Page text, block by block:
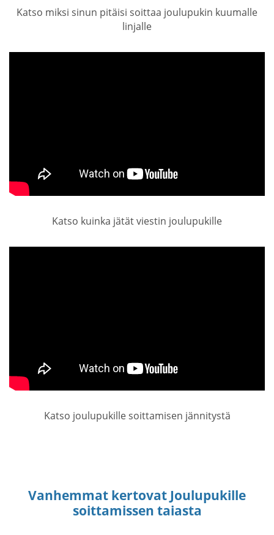
Katso miksi sinun pitäisi soittaa joulupukin kuumalle
linjalle
Katso kuinka jätät viestin joulupukille
Katso joulupukille soittamisen jännitystä
Vanhemmat kertovat Joulupukille
soittamissen taiasta